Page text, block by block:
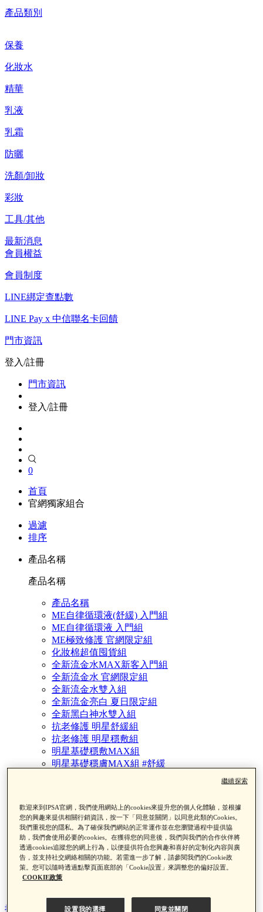
產品類別
保養
化妝水
精華
乳液
乳霜
防曬
洗顏/卸妝
彩妝
工具/其他
最新消息
會員權益
會員制度
LINE綁定查點數
LINE Pay x 中信聯名卡回饋
門市資訊
登入/註冊
門市資訊
登入/註冊
0
首頁
官網獨家組合
過濾
排序
產品名稱
產品名稱
產品名稱
ME自律循環液(舒緩) 入門組
ME自律循環液 入門組
ME極致修護 官網限定組
化妝棉超值囤貨組
全新流金水MAX新客入門組
全新流金水 官網限定組
全新流金水雙入組
全新流金亮白 夏日限定組
全新黑白神水雙入組
抗老修護 明星舒緩組
抗老修護 明星穩敷組
明星基礎穩敷MAX組
明星基礎穩膚MAX組 #舒緩
海泥面膜黑頭掰掰透亮組
粉刺掰掰角質淨化組
追光淨亮精華組
黑金神水夏日限定組
遮瑕盤夏日限定組
顆粒掰掰精華組
排序方式
歡迎來到IPSA官網，我們使用網站上的cookies來提升您的個人化體驗，並根據
您的興趣來提供相關行銷資訊，按一下「同意並關閉」以同意此類的Cookies。
我們重視您的隱私。為了確保我們網站的正常運作並在您瀏覽過程中提供協
助，我們會使用必要的cookies。在獲得您的同意後，我們與我們的合作伙伴將
透過cookies追蹤您的網上行為，以便提供符合您興趣和喜好的定制化內容與廣
告，並支持社交網絡相關的功能。若需進一步了解，請參閱我們的Cookie政
策。您可以隨時透過點擊頁面底部的「Cookie設置」來調整您的偏好設置。
COOKIE政策
設置我的選擇 同意並關閉
繼續探索